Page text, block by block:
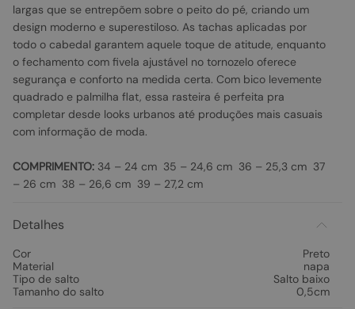
largas que se entrepõem sobre o peito do pé, criando um
design moderno e superestiloso. As tachas aplicadas por
todo o cabedal garantem aquele toque de atitude, enquanto
o fechamento com fivela ajustável no tornozelo oferece
segurança e conforto na medida certa. Com bico levemente
quadrado e palmilha flat, essa rasteira é perfeita pra
completar desde looks urbanos até produções mais casuais
com informação de moda.
COMPRIMENTO: 34 – 24 cm 35 – 24,6 cm 36 – 25,3 cm 37
– 26 cm 38 – 26,6 cm 39 – 27,2 cm
Detalhes
Cor
Preto
Material
napa
Tipo de salto
Salto baixo
Tamanho do salto
0,5cm